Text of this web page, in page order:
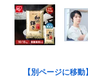
【別ページに移